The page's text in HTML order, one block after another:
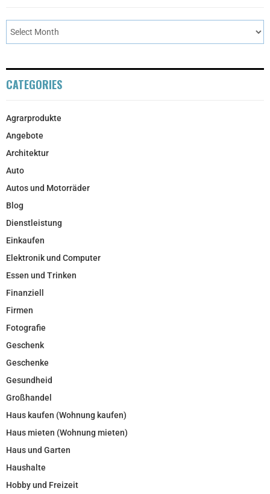
CATEGORIES
Agrarprodukte
Angebote
Architektur
Auto
Autos und Motorräder
Blog
Dienstleistung
Einkaufen
Elektronik und Computer
Essen und Trinken
Finanziell
Firmen
Fotografie
Geschenk
Geschenke
Gesundheid
Großhandel
Haus kaufen (Wohnung kaufen)
Haus mieten (Wohnung mieten)
Haus und Garten
Haushalte
Hobby und Freizeit